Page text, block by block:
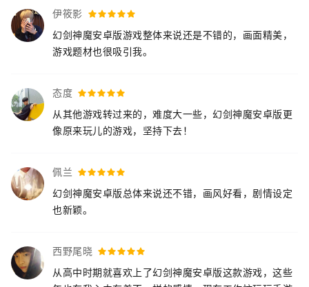
伊筱影
幻剑神魔安卓版游戏整体来说还是不错的，画面精美，
游戏题材也很吸引我。
态度
从其他游戏转过来的，难度大一些，幻剑神魔安卓版更
像原来玩儿的游戏，坚持下去！
佩兰
幻剑神魔安卓版总体来说还不错，画风好看，剧情设定
也新颖。
西野尾晓
从高中时期就喜欢上了幻剑神魔安卓版这款游戏，这些